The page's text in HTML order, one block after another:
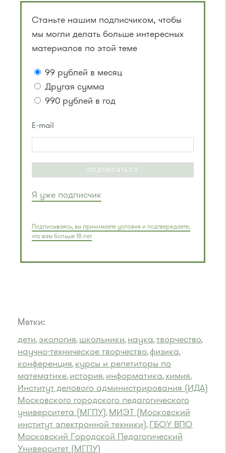
Станьте нашим подписчиком, чтобы
мы могли делать больше интересных
материалов по этой теме
99 рублей в месяц
Другая сумма
990 рублей в год
E-mail
ПОДПИСАТЬСЯ
Я уже подписчик
Подписываясь, вы принимаете условия и подтверждаете,
что вам больше 18 лет
Метки:
дети, экология, школьники, наука,творчество,
научно-техническое творчество,физика,
конференция, курсы и репетиторы по
математике, история, информатика,химия,
Институт делового администрирования (ИДА)
Московского городского педагогического
университета (МГПУ), МИЭТ (Московский
институт электронной техники), ГБОУ ВПО
Московский Городской Педагогический
Университет (МГПУ)